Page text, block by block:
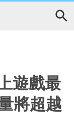
遊戲最
將超越